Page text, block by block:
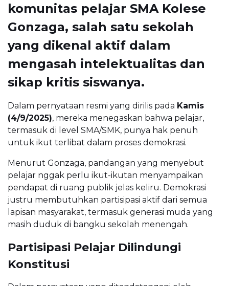
komunitas pelajar SMA Kolese
Gonzaga, salah satu sekolah
yang dikenal aktif dalam
mengasah intelektualitas dan
sikap kritis siswanya.
Dalam pernyataan resmi yang dirilis pada Kamis
(4/9/2025), mereka menegaskan bahwa pelajar,
termasuk di level SMA/SMK, punya hak penuh
untuk ikut terlibat dalam proses demokrasi.
Menurut Gonzaga, pandangan yang menyebut
pelajar nggak perlu ikut-ikutan menyampaikan
pendapat di ruang publik jelas keliru. Demokrasi
justru membutuhkan partisipasi aktif dari semua
lapisan masyarakat, termasuk generasi muda yang
masih duduk di bangku sekolah menengah.
Partisipasi Pelajar Dilindungi
Konstitusi